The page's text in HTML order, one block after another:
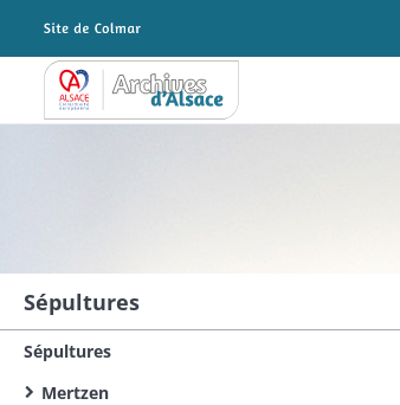
Archives Alsace - Colmar
Sépultures
Sépultures
Mertzen